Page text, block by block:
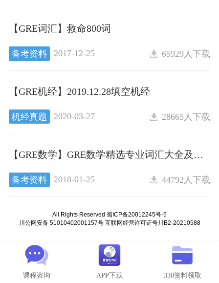
【GRE词汇】救命800词
备考资料 2017-12-25 65929人下载
【GRE机经】2019.12.28填空机经
机经真题 2020-03-27 28665人下载
【GRE数学】GRE数学精选专业词汇大全及题型大全
备考资料 2018-01-25 44792人下载
All Rights Reserved 蜀ICP备20012245号-5
川公网安备 51010402001157号 互联网经营许可证号川B2-20210588
课程咨询 APP下载 330资料领取
All Rights Reserved 蜀ICP备20012245号-5
川公网安备 51010402001157号 互联网经营许可证号川B2-20210588